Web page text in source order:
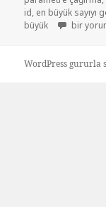
id, en büyük sayıyı
büyük
Sql
bir
WordPress gururla